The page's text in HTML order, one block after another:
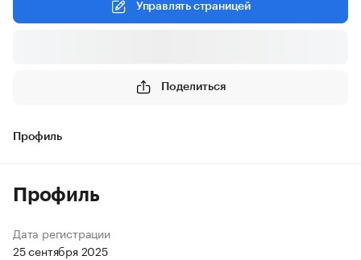
Управлять страницей
Поделиться
Профиль
Профиль
Дата регистрации
25 сентября 2025